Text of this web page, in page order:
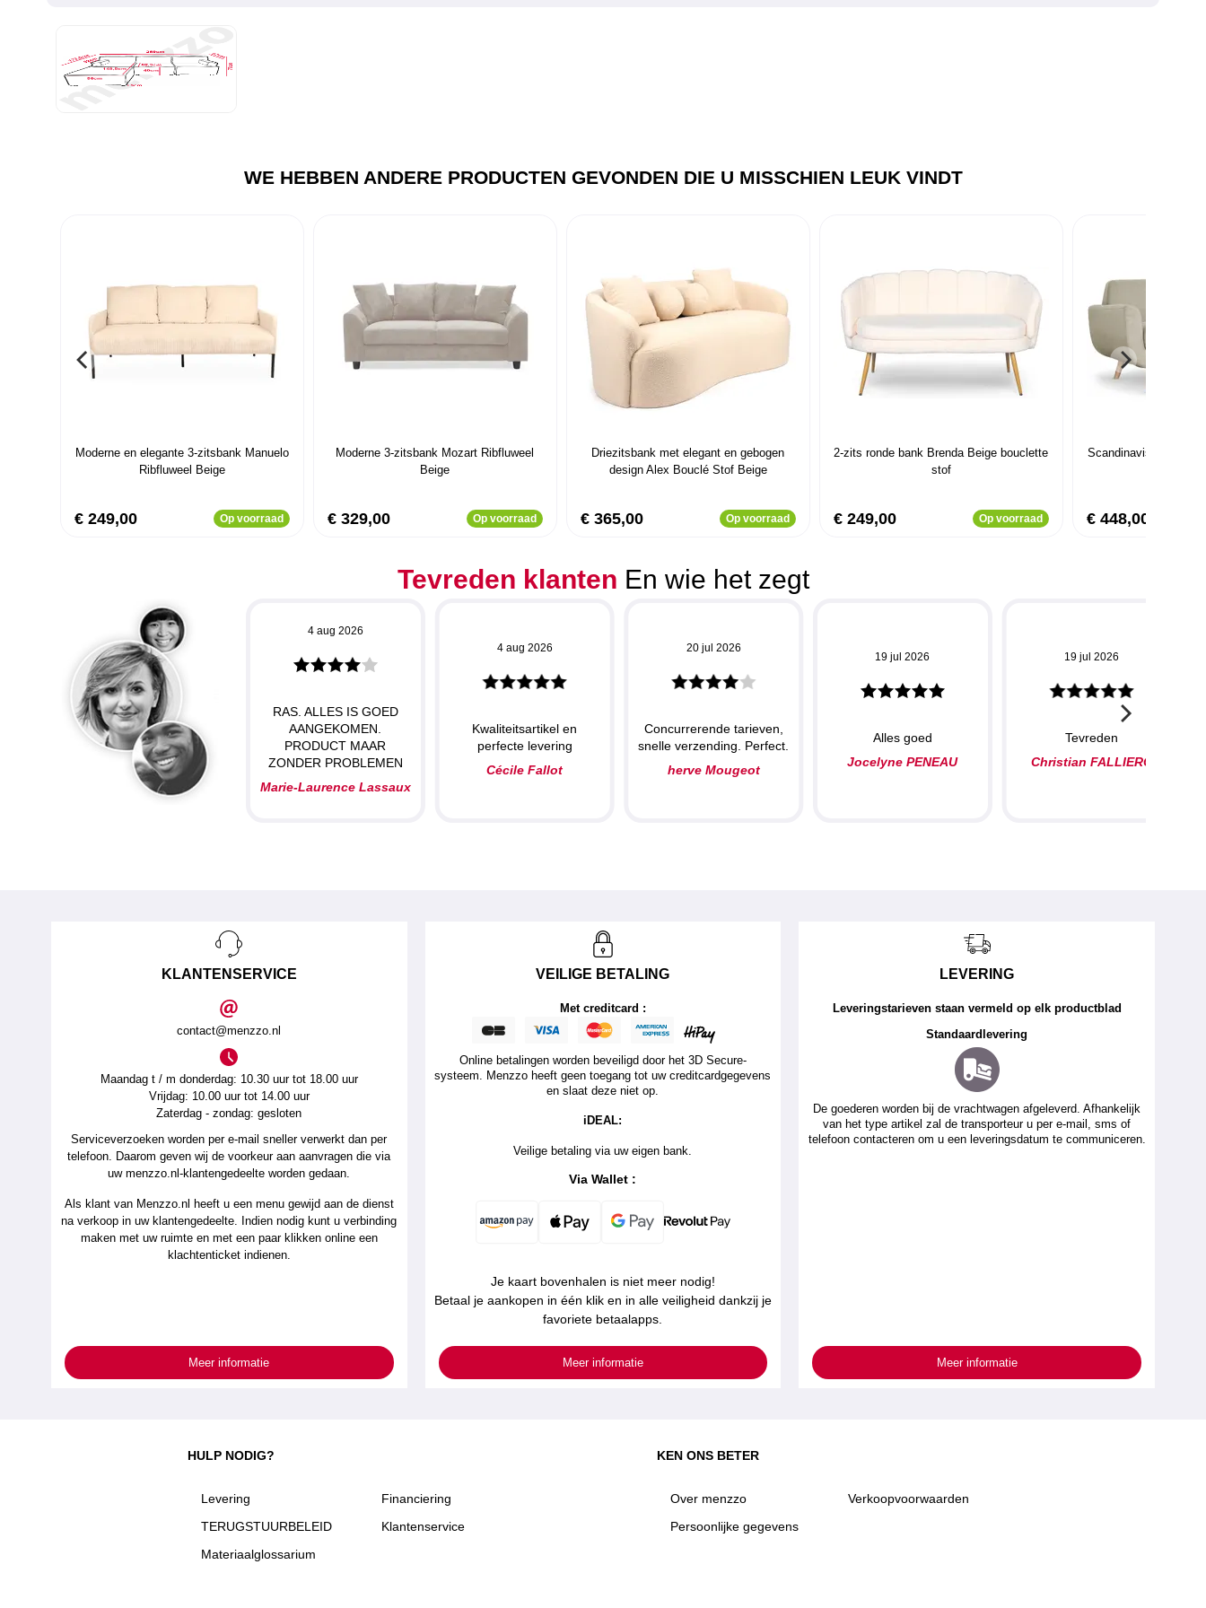
WE HEBBEN ANDERE PRODUCTEN GEVONDEN DIE U MISSCHIEN LEUK VINDT
Moderne en elegante 3-zitsbank Manuelo
Ribfluweel Beige
€ 249,00 Op voorraad
Moderne 3-zitsbank Mozart Ribfluweel
Beige
€ 329,00 Op voorraad
Driezitsbank met elegant en gebogen
design Alex Bouclé Stof Beige
€ 365,00 Op voorraad
2-zits ronde bank Brenda Beige bouclette
stof
€ 249,00 Op voorraad
Scandinavische 2-
€ 448,00
Tevreden klanten En wie het zegt
4 aug 2026
RAS. ALLES IS GOED
AANGEKOMEN.
PRODUCT MAAR
ZONDER PROBLEMEN
Marie-Laurence Lassaux
4 aug 2026
Kwaliteitsartikel en
perfecte levering
Cécile Fallot
20 jul 2026
Concurrerende tarieven,
snelle verzending. Perfect.
herve Mougeot
19 jul 2026
Alles goed
Jocelyne PENEAU
19 jul 2026
Tevreden
Christian FALLIERO
KLANTENSERVICE
contact@menzzo.nl
Maandag t / m donderdag: 10.30 uur tot 18.00 uur
Vrijdag: 10.00 uur tot 14.00 uur
Zaterdag - zondag: gesloten
Serviceverzoeken worden per e-mail sneller verwerkt dan per
telefoon. Daarom geven wij de voorkeur aan aanvragen die via
uw menzzo.nl-klantengedeelte worden gedaan.
Als klant van Menzzo.nl heeft u een menu gewijd aan de dienst
na verkoop in uw klantengedeelte. Indien nodig kunt u verbinding
maken met uw ruimte en met een paar klikken online een
klachtenticket indienen.
Meer informatie
VEILIGE BETALING
Met creditcard :
Online betalingen worden beveiligd door het 3D Secure-
systeem. Menzzo heeft geen toegang tot uw creditcardgegevens
en slaat deze niet op.
iDEAL:
Veilige betaling via uw eigen bank.
Via Wallet :
Je kaart bovenhalen is niet meer nodig!
Betaal je aankopen in één klik en in alle veiligheid dankzij je
favoriete betaalapps.
Meer informatie
LEVERING
Leveringstarieven staan vermeld op elk productblad
Standaardlevering
De goederen worden bij de vrachtwagen afgeleverd. Afhankelijk
van het type artikel zal de transporteur u per e-mail, sms of
telefoon contacteren om u een leveringsdatum te communiceren.
Meer informatie
HULP NODIG?
Levering
TERUGSTUURBELEID
Materiaalglossarium
Financiering
Klantenservice
KEN ONS BETER
Over menzzo
Persoonlijke gegevens
Verkoopvoorwaarden